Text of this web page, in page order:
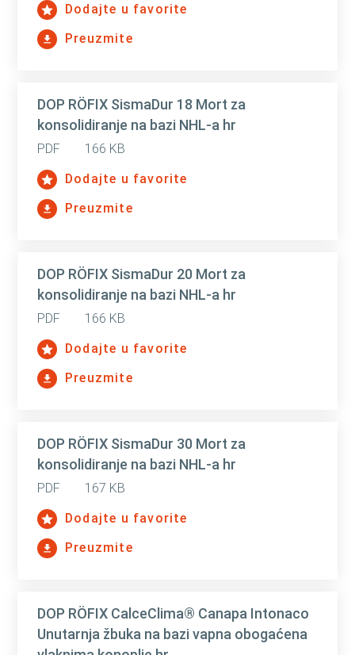
Dodajte u favorite
Preuzmite
DOP RÖFIX SismaDur 18 Mort za
konsolidiranje na bazi NHL-a hr
PDF
166 KB
Dodajte u favorite
Preuzmite
DOP RÖFIX SismaDur 20 Mort za
konsolidiranje na bazi NHL-a hr
PDF
166 KB
Dodajte u favorite
Preuzmite
DOP RÖFIX SismaDur 30 Mort za
konsolidiranje na bazi NHL-a hr
PDF
167 KB
Dodajte u favorite
Preuzmite
DOP RÖFIX CalceClima® Canapa Intonaco
Unutarnja žbuka na bazi vapna obogaćena